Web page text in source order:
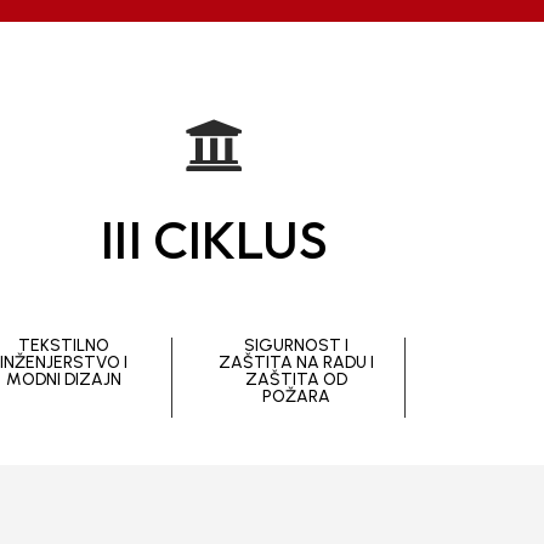

III CIKLUS
TEKSTILNO
INŽENJERSTVO I
MODNI DIZAJN
SIGURNOST I
ZAŠTITA NA RADU I
ZAŠTITA OD
POŽARA